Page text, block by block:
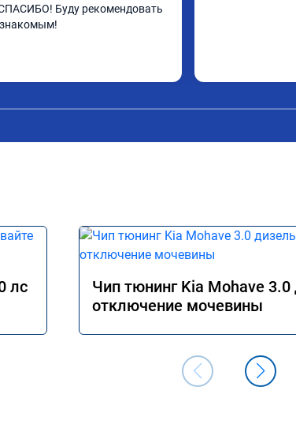
Буду рекомендовать
лс
Чип тюнинг Kia Mohave 3.0
отключение мочевины